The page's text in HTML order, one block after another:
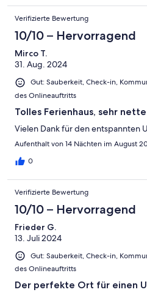
Verifizierte Bewertung
10/10 – Hervorragend
Mirco T.
31. Aug. 2024
Gut: Sauberkeit, Check-in,
des Onlineauftritts
Tolles Ferienhaus, sehr
Vielen Dank für den entspannten
Aufenthalt von 14 Nächten im August
0
Verifizierte Bewertung
10/10 – Hervorragend
Frieder G.
13. Juli 2024
Gut: Sauberkeit, Check-in,
des Onlineauftritts
Der perfekte Ort für einen